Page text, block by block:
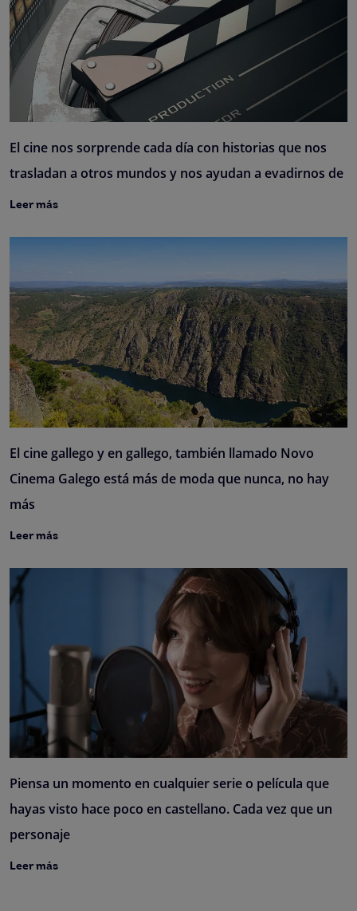
El cine nos sorprende cada día con historias que nos
trasladan a otros mundos y nos ayudan a evadirnos de
Leer más
El cine gallego y en gallego, también llamado Novo
Cinema Galego está más de moda que nunca, no hay
más
Leer más
Piensa un momento en cualquier serie o película que
hayas visto hace poco en castellano. Cada vez que un
personaje
Leer más